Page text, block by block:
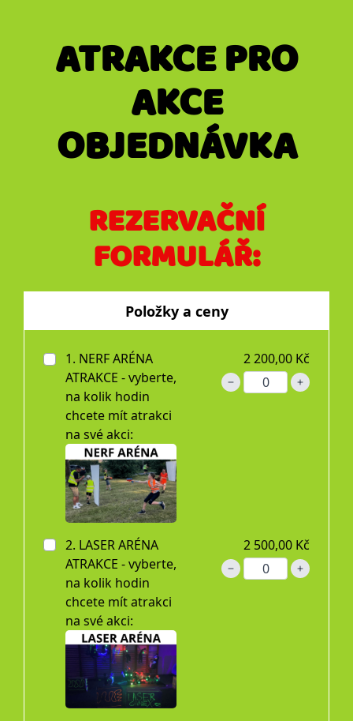
ATRAKCE PRO
AKCE
OBJEDNÁVKA
REZERVAČNÍ
FORMULÁŘ:
Položky a ceny
1. NERF ARÉNA
ATRAKCE - vyberte,
na kolik hodin
chcete mít atrakci
na své akci:
2 200,00 Kč
2. LASER ARÉNA
ATRAKCE - vyberte,
na kolik hodin
chcete mít atrakci
na své akci:
2 500,00 Kč